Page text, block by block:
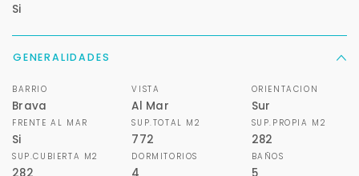
Si
GENERALIDADES
BARRIO
Brava
VISTA
Al Mar
ORIENTACION
Sur
FRENTE AL MAR
Si
SUP.TOTAL M2
772
SUP.PROPIA M2
282
SUP.CUBIERTA M2
282
DORMITORIOS
4
BAÑOS
5
mejor y más rápido
Déjanos tus datos para identificar tu consulta en el
Tu nombre *